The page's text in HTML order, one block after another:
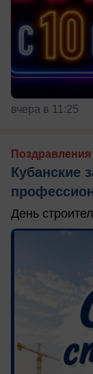
вчера в 11:25
Поздравления
Кубанские
День